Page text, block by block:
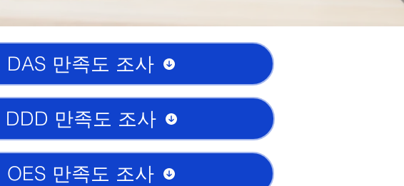
DAS 만족도 조사
DDD 만족도 조사
OES 만족도 조사